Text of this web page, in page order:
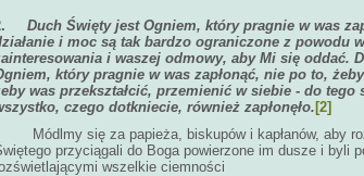
Duch Święty jest Ogniem, który pragnie w was
i moc są tak bardzo ograniczone z powodu
i waszej odmowy, aby Mi się oddać.
który pragnie w was zapłonąć, nie po to,
was przekształcić, przemienić w siebie - do tego
czego dotkniecie, również zapłonęło. [2]
się za papieża, biskupów i kapłanów, aby
przyciągali do Boga powierzone im dusze i byli
wszelkie ciemności